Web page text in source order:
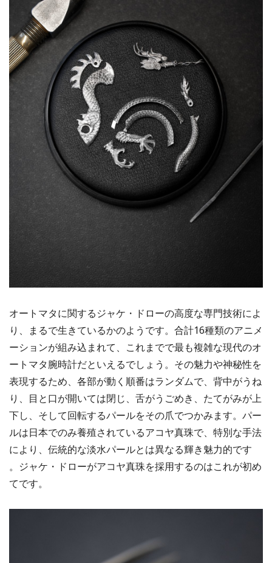
オートマタに関するジャケ・ドローの高度な専門技術によ
り、まるで生きているかのようです。合計16種類のアニメ
ーションが組み込まれて、これまでで最も複雑な現代のオ
ートマタ腕時計だといえるでしょう。その魅力や神秘性を
表現するため、各部が動く順番はランダムで、背中がうね
り、目と口が開いては閉じ、舌がうごめき、たてがみが上
下し、そして回転するパールをその爪でつかみます。パー
ルは日本でのみ養殖されているアコヤ真珠で、特別な手法
により、伝統的な淡水パールとは異なる輝き魅力的です
。ジャケ・ドローがアコヤ真珠を採用するのはこれが初め
てです。